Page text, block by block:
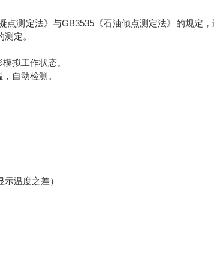
点测定法》与GB3535《石油倾点测定法》的规定
定。
拟工作状态。
自动检测。
温度之差）